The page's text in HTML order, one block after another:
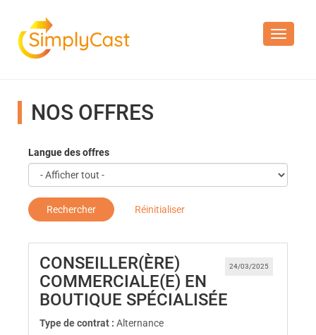
Toggle
NOS OFFRES
Langue des offres
Rechercher Réinitialiser
24/03/2025
CONSEILLER(ÈRE)
COMMERCIALE(E) EN
BOUTIQUE SPÉCIALISÉE
Type de contrat : Alternance